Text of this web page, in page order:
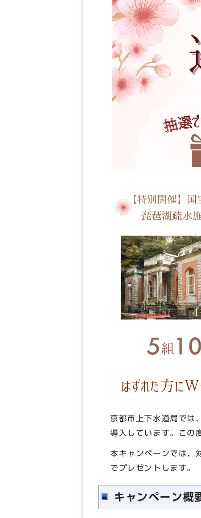
京都市上下水道局では
導入しています。この
本キャンペーンでは、
でプレゼントします。
キャンペーン概